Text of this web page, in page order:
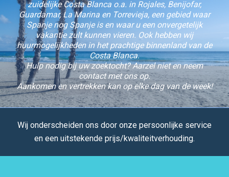
zuidelijke Costa Blanca o.a. in Rojales, Benijofar,
Guardamar, La Marina en Torrevieja, een gebied waar
Spanje nog Spanje is en waar u een onvergetelijk
vakantie zult kunnen vieren. Ook hebben wij
huurmogelijkheden in het prachtige binnenland van de
Costa Blanca.
Hulp nodig bij uw zoektocht? Aarzel niet en neem
contact met ons op.
Aankomen en vertrekken kan op elke dag van de week!
Wij onderscheiden ons door onze persoonlijke service
en een uitstekende prijs/kwaliteitverhouding.